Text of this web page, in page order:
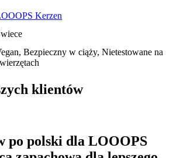
Kerzen
Bezpieczny w ciąży, Nietestowane na
klientów
po polski dla LOOOPS